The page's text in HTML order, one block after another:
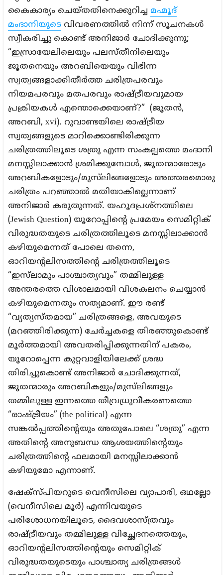
കൈകാര്യം ചെയ്തതിനെക്കുറിച്ച മഹ്മൂദ്
മംദാനിയുടെ വിവരണത്തിൽ നിന്ന് സൂചനകൾ
സ്വീകരിച്ചു കൊണ്ട് അനിജാർ ചോദിക്കുന്നു;
“ഇസ്രായേലിലെയും പലസ്തീനിലെയും
ജൂതനെയും അറബിയെയും വിഭിന്ന
സ്വത്വങ്ങളാക്കിതീർത്ത ചരിത്രപരവും
നിയമപരവും മതപരവും രാഷ്ട്രീയവുമായ
പ്രക്രിയകൾ എന്തൊക്കെയാണ്?” (ജൂതൻ,
അറബി, xvi). റുവാണ്ടയിലെ രാഷ്ട്രീയ
സ്വത്വങ്ങളുടെ മാറിക്കൊണ്ടിരിക്കുന്ന
ചരിത്രത്തിലൂടെ ശത്രു എന്ന സംകല്പത്തെ മംദാനി
മനസ്സിലാക്കാൻ ശ്രമിക്കുമ്പോൾ, ജൂതന്മാരോടും
അറബികളോടും/മുസ്‌ലിങ്ങളോടും അത്തരമൊരു
ചരിത്രം പറഞ്ഞാൽ മതിയാകില്ലെന്നാണ്
അനിജാർ കരുതുന്നത്. യഹൂദപ്രശ്നത്തിലെ
(Jewish Question) യൂറോപ്പിന്റെ പ്രമേയം സെമിറ്റിക്
വിരുദ്ധതയുടെ ചരിത്രത്തിലൂടെ മനസ്സിലാക്കാൻ
കഴിയുമെന്നത് പോലെ തന്നെ,
ഓറിയന്റലിസത്തിന്റെ ചരിത്രത്തിലൂടെ
“ഇസ്‌ലാമും പാശ്ചാത്യവും” തമ്മിലുള്ള
അന്തരത്തെ വിശാലമായി വിശകലനം ചെയ്യാൻ
കഴിയുമെന്നതും സത്യമാണ്. ഈ രണ്ട്
“വ്യത്യസ്‌തമായ” ചരിത്രങ്ങളെ, അവയുടെ
(മറഞ്ഞിരിക്കുന്ന) ചേർച്ചകളെ തിരഞ്ഞുകൊണ്ട്
മൂർത്തമായി അവതരിപ്പിക്കുന്നതിന് പകരം,
യൂറോപ്പെന്ന കുറ്റവാളിയിലേക്ക് ശ്രദ്ധ
തിരിച്ചുകൊണ്ട് അനിജാർ ചോദിക്കുന്നത്,
ജൂതന്മാരും അറബികളും/മുസ്‌ലിങ്ങളും
തമ്മിലുള്ള ഇന്നത്തെ തീവ്രധ്രുവീകരണത്തെ
“രാഷ്ട്രീയം” (the political) എന്ന
സങ്കൽപ്പത്തിന്റെയും അതുപോലെ “ശത്രു” എന്ന
അതിന്റെ അനുബന്ധ ആശയത്തിന്റെയും
ചരിത്രത്തിന്റെ ഫലമായി മനസ്സിലാക്കാൻ
കഴിയുമോ എന്നാണ്.
ഷേക്സ്പിയറുടെ വെനീസിലെ വ്യാപാരി, ഒഥല്ലോ
(വെനീസിലെ മൂർ) എന്നിവയുടെ
പരിശോധനയിലൂടെ, ദൈവശാസ്ത്രവും
രാഷ്ട്രീയവും തമ്മിലുള്ള വിച്ഛേദനത്തെയും,
ഓറിയന്റലിസത്തിന്റെയും സെമിറ്റിക്
വിരുദ്ധതയുടെയും പാശ്ചാത്യ ചരിത്രങ്ങൾ